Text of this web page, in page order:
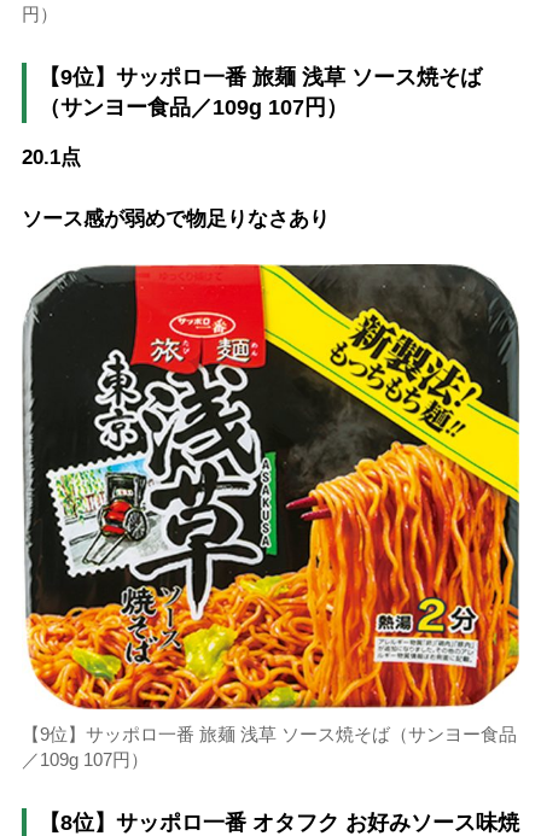
円）
【9位】サッポロ一番 旅麺 浅草 ソース焼そば
（サンヨー食品／109g 107円）
20.1点
ソース感が弱めで物足りなさあり
【9位】サッポロ一番 旅麺 浅草 ソース焼そば（サンヨー食品
／109g 107円）
【8位】サッポロ一番 オタフク お好みソース味焼